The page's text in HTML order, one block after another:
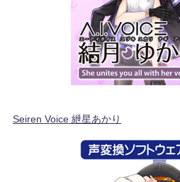
Seiren Voice 紲星あかり